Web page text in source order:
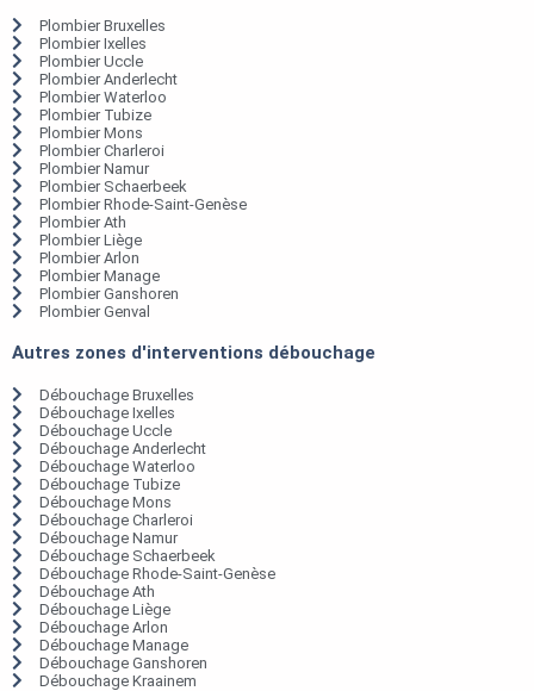
Plombier Bruxelles
Plombier Ixelles
Plombier Uccle
Plombier Anderlecht
Plombier Waterloo
Plombier Tubize
Plombier Mons
Plombier Charleroi
Plombier Namur
Plombier Schaerbeek
Plombier Rhode-Saint-Genèse
Plombier Ath
Plombier Liège
Plombier Arlon
Plombier Manage
Plombier Ganshoren
Plombier Genval
Autres zones d'interventions débouchage
Débouchage Bruxelles
Débouchage Ixelles
Débouchage Uccle
Débouchage Anderlecht
Débouchage Waterloo
Débouchage Tubize
Débouchage Mons
Débouchage Charleroi
Débouchage Namur
Débouchage Schaerbeek
Débouchage Rhode-Saint-Genèse
Débouchage Ath
Débouchage Liège
Débouchage Arlon
Débouchage Manage
Débouchage Ganshoren
Débouchage Kraainem